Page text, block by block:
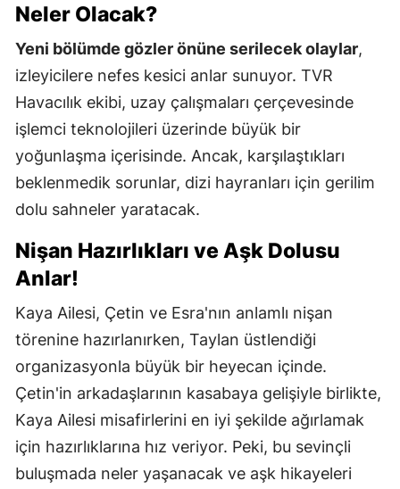
Neler Olacak?
Yeni bölümde gözler önüne serilecek olaylar,
izleyicilere nefes kesici anlar sunuyor. TVR
Havacılık ekibi, uzay çalışmaları çerçevesinde
işlemci teknolojileri üzerinde büyük bir
yoğunlaşma içerisinde. Ancak, karşılaştıkları
beklenmedik sorunlar, dizi hayranları için gerilim
dolu sahneler yaratacak.
Nişan Hazırlıkları ve Aşk Dolusu
Anlar!
Kaya Ailesi, Çetin ve Esra'nın anlamlı nişan
törenine hazırlanırken, Taylan üstlendiği
organizasyonla büyük bir heyecan içinde.
Çetin'in arkadaşlarının kasabaya gelişiyle birlikte,
Kaya Ailesi misafirlerini en iyi şekilde ağırlamak
için hazırlıklarına hız veriyor. Peki, bu sevinçli
buluşmada neler yaşanacak ve aşk hikayeleri